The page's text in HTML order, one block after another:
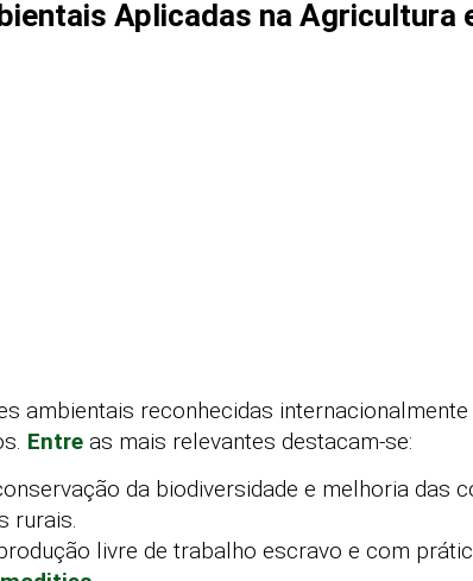
Aplicadas na Agricultura
ambientais reconhecidas internacionalmente
Entre as mais relevantes destacam-se:
da biodiversidade e melhoria das
rurais.
livre de trabalho escravo e com